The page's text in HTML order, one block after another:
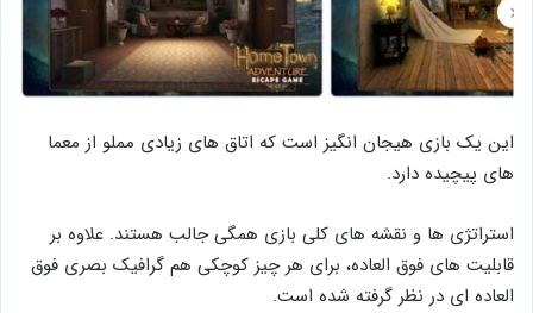
این یک بازی هیجان انگیز است که اتاق های زیادی مملو از معما
های پیچیده دارد.
استراتژی ها و نقشه های کلی بازی همگی جالب هستند. علاوه بر
قابلیت های فوق العاده، برای هر چیز کوچکی هم گرافیک بصری فوق
العاده ای در نظر گرفته شده است.